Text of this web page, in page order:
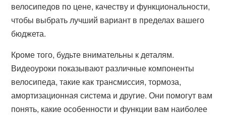
велосипедов по цене, качеству и функциональности,
чтобы выбрать лучший вариант в пределах вашего
бюджета.
Кроме того, будьте внимательны к деталям.
Видеоуроки показывают различные компоненты
велосипеда, такие как трансмиссия, тормоза,
амортизационная система и другие. Они помогут вам
понять, какие особенности и функции вам наиболее